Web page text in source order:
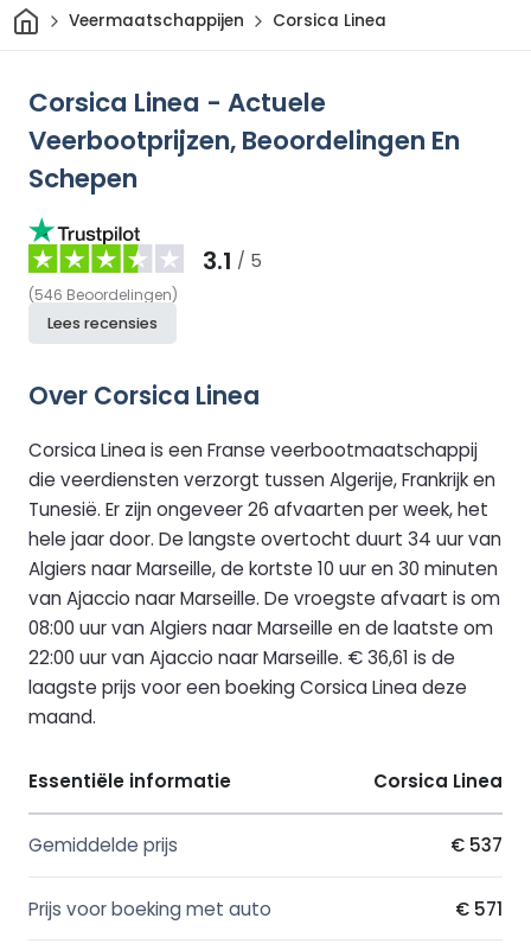
ThuisVeermaatschappijen Corsica Linea
Corsica Linea - Actuele
Veerbootprijzen, Beoordelingen En
Schepen
3.1 / 5
(546 Beoordelingen)
Lees recensies
Over Corsica Linea
Corsica Linea is een Franse veerbootmaatschappij
die veerdiensten verzorgt tussen Algerije, Frankrijk en
Tunesië. Er zijn ongeveer 26 afvaarten per week, het
hele jaar door. De langste overtocht duurt 34 uur van
Algiers naar Marseille, de kortste 10 uur en 30 minuten
van Ajaccio naar Marseille. De vroegste afvaart is om
08:00 uur van Algiers naar Marseille en de laatste om
22:00 uur van Ajaccio naar Marseille. € 36,61 is de
laagste prijs voor een boeking Corsica Linea deze
maand.
Essentiële informatie Corsica Linea
Gemiddelde prijs € 537
Prijs voor boeking met auto € 571